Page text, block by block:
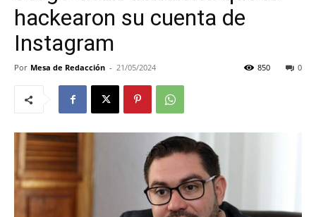
hackearon su cuenta de
Instagram
Por Mesa de Redacción - 21/05/2024 0
850